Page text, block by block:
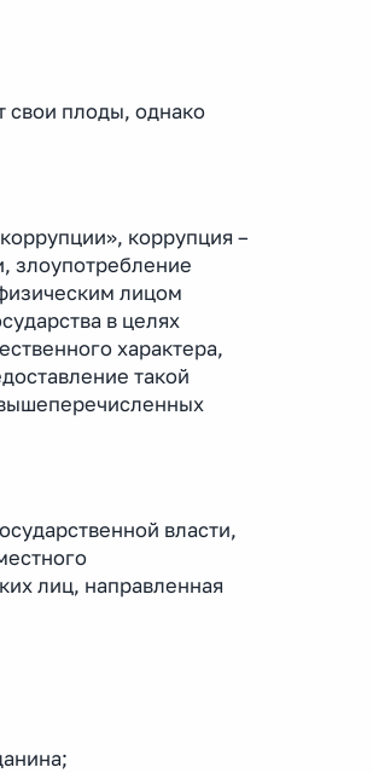
свои плоды, однако
коррупция –
злоупотребление
лицом
в целях
характера,
такой
власти,
лиц, направленная